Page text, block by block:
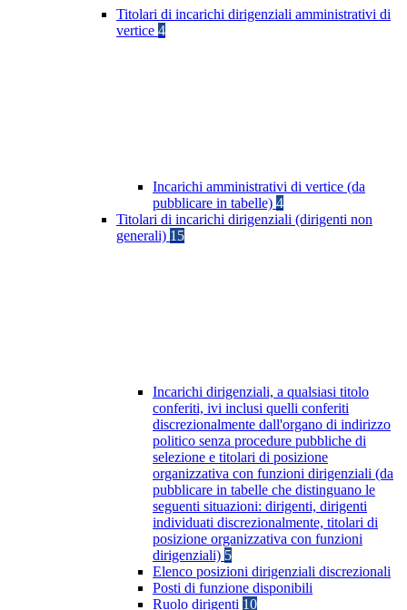
Titolari di incarichi dirigenziali amministrativi di
vertice 4
Incarichi amministrativi di vertice (da
pubblicare in tabelle) 4
Titolari di incarichi dirigenziali (dirigenti non
generali) 15
Incarichi dirigenziali, a qualsiasi titolo
conferiti, ivi inclusi quelli conferiti
discrezionalmente dall'organo di indirizzo
politico senza procedure pubbliche di
selezione e titolari di posizione
organizzativa con funzioni dirigenziali (da
pubblicare in tabelle che distinguano le
seguenti situazioni: dirigenti, dirigenti
individuati discrezionalmente, titolari di
posizione organizzativa con funzioni
dirigenziali) 5
Elenco posizioni dirigenziali discrezionali
Posti di funzione disponibili
Ruolo dirigenti 10